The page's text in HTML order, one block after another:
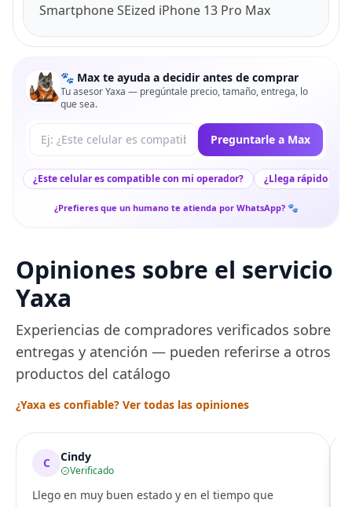
Smartphone SEized iPhone 13 Pro Max
🐾 Max te ayuda a decidir antes de comprar
Tu asesor Yaxa — pregúntale precio, tamaño, entrega, lo
que sea.
Tu pregunta a Max Preguntarle a Max
¿Este celular es compatible con mi operador? ¿Llega rápido a
¿Prefieres que un humano te atienda por WhatsApp? 🐾
Opiniones sobre el servicio
Yaxa
Experiencias de compradores verificados sobre
entregas y atención — pueden referirse a otros
productos del catálogo
¿Yaxa es confiable? Ver todas las opiniones
C Cindy
Verificado
Llego en muy buen estado y en el tiempo que